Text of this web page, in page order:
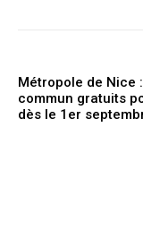
Métropole de Nice
commun gratuits
dès le 1er